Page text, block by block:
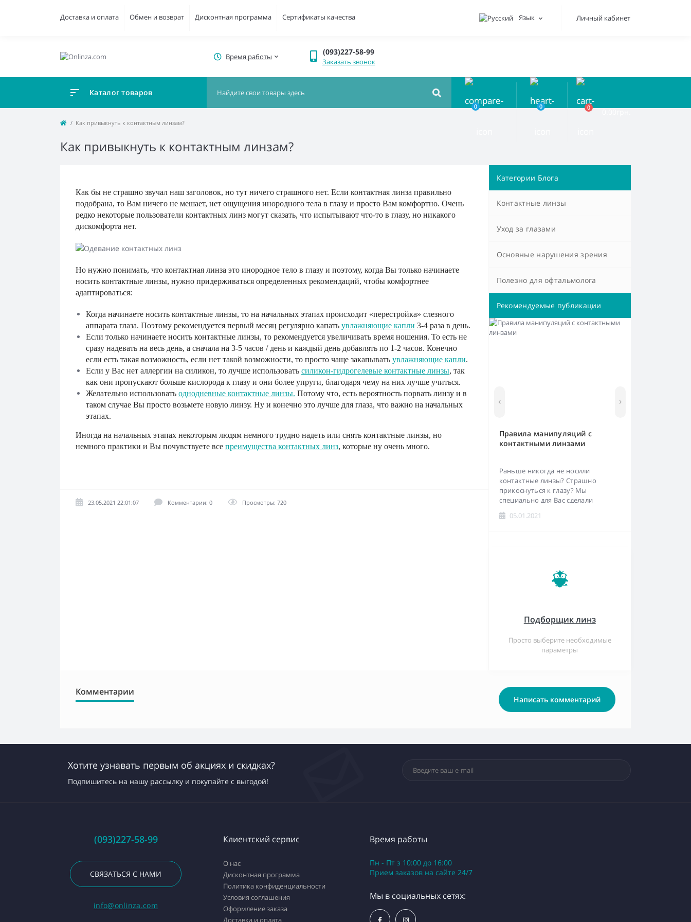
Доставка и оплата Обмен и возврат Дисконтная программа Сертификаты качества Язык Личный кабинет
Время работы (093)227-58-99
Заказать звонок
Каталог товаров
0 0 0
Как привыкнуть к контактным линзам?
Как привыкнуть к контактным линзам?
Как бы не страшно звучал наш заголовок, но тут ничего страшного нет. Если контактная линза правильно
подобрана, то Вам ничего не мешает, нет ощущения инородного тела в глазу и просто Вам комфортно. Очень
редко некоторые пользователи контактных линз могут сказать, что испытывают что-то в глазу, но никакого
дискомфорта нет.
Но нужно понимать, что контактная линза это инородное тело в глазу и поэтому, когда Вы только начинаете
носить контактные линзы, нужно придерживаться определенных рекомендаций, чтобы комфортнее
адаптироваться:
Когда начинаете носить контактные линзы, то на начальных этапах происходит «перестройка» слезного
аппарата глаза. Поэтому рекомендуется первый месяц регулярно капать увлажняющие капли 3-4 раза в день.
Если только начинаете носить контактные линзы, то рекомендуется увеличивать время ношения. То есть не
сразу надевать на весь день, а сначала на 3-5 часов / день и каждый день добавлять по 1-2 часов. Конечно
если есть такая возможность, если нет такой возможности, то просто чаще закапывать увлажняющие капли.
Если у Вас нет аллергии на силикон, то лучше использовать силикон-гидрогелевые контактные линзы, так
как они пропускают больше кислорода к глазу и они более упруги, благодаря чему на них лучше учиться.
Желательно использовать однодневные контактные линзы. Потому что, есть вероятность порвать линзу и в
таком случае Вы просто возьмете новую линзу. Ну и конечно это лучше для глаза, что важно на начальных
этапах.
Иногда на начальных этапах некоторым людям немного трудно надеть или снять контактные линзы, но
немного практики и Вы почувствуете все преимущества контактных линз, которые ну очень много.
23.05.2021 22:01:07 Комментарии: 0 Просмотры: 720
Категории Блога
Контактные линзы
Уход за глазами
Основные нарушения зрения
Полезно для офтальмолога
Рекомендуемые публикации
Правила манипуляций с
контактными линзами
Раньше никогда не носили
контактные линзы? Страшно
прикоснуться к глазу? Мы
специально для Вас сделали
инструкцию как правильно одеть и
снять линзы...
05.01.2021
‹ ›
Подборщик линз
Просто выберите необходимые
параметры
Комментарии
Написать комментарий
Хотите узнавать первым об акциях и скидках?
Подпишитесь на нашу рассылку и покупайте с выгодой!
(093)227-58-99
СВЯЗАТЬСЯ С НАМИ
info@onlinza.com
Клиентский сервис
О нас
Дисконтная программа
Политика конфиденциальности
Условия соглашения
Оформление заказа
Доставка и оплата
Время работы
Пн - Пт з 10:00 до 16:00
Приeм заказов на сайте 24/7
Мы в социальных сетях: